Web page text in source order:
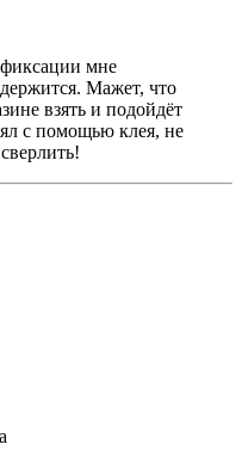
мне
Мажет, что
взять и подойдёт
с помощью клея, не